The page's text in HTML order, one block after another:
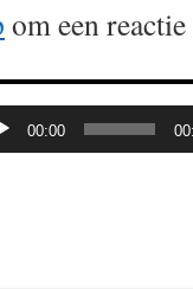
om een
00:00